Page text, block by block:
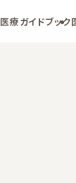
医療ガイドブック